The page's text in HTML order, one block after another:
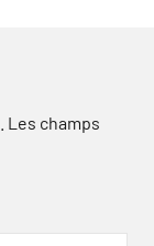
Les champs